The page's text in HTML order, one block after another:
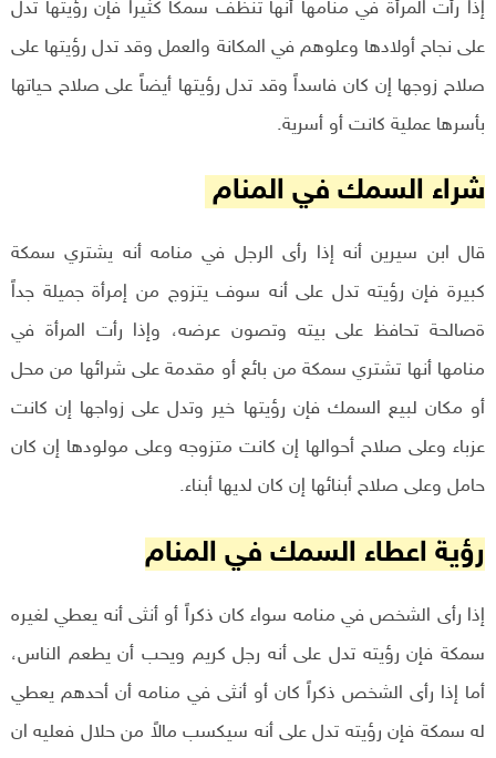
إذا رأت المرأة في منامها أنها تنظف سمكاً كثيراً فإن رؤيتها تدل
على نجاح أولادها وعلوهم في المكانة والعمل وقد تدل رؤيتها على
صلاح زوجها إن كان فاسداً وقد تدل رؤيتها أيضاً على صلاح حياتها
بأسرها عملية كانت أو أسرية.
شراء السمك في المنام
قال ابن سيرين أنه إذا رأى الرجل في منامه أنه يشتري سمكة
كبيرة فإن رؤيته تدل على أنه سوف يتزوج من إمرأة جميلة جداً
ةصالحة تحافظ على بيته وتصون عرضه، وإذا رأت المرأة في
منامها أنها تشتري سمكة من بائع أو مقدمة على شرائها من محل
أو مكان لبيع السمك فإن رؤيتها خير وتدل على زواجها إن كانت
عزباء وعلى صلاح أحوالها إن كانت متزوجه وعلى مولودها إن كان
حامل وعلى صلاح أبنائها إن كان لديها أبناء.
رؤية اعطاء السمك في المنام
إذا رأى الشخص في منامه سواء كان ذكراً أو أنثى أنه يعطي لغيره
سمكة فإن رؤيته تدل على أنه رجل كريم ويحب أن يطعم الناس،
أما إذا رأى الشخص ذكراً كان أو أنثى في منامه أن أحدهم يعطي
له سمكة فإن رؤيته تدل على أنه سيكسب مالاً من حلال فعليه ان